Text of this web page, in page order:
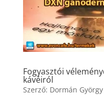
Fogyasztói
kávéiról
Szerző: Dormán György